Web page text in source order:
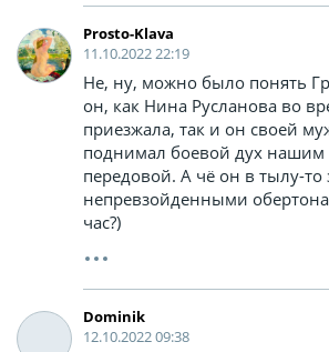
Prosto-Klava
11.10.2022 22:19
Не, ну, можно было понять
он, как Нина Русланова во
приезжала, так и он своей
поднимал боевой дух
передовой. А чё он в тылу-
непревзойденными
час?)
Dominik
12.10.2022 09:38